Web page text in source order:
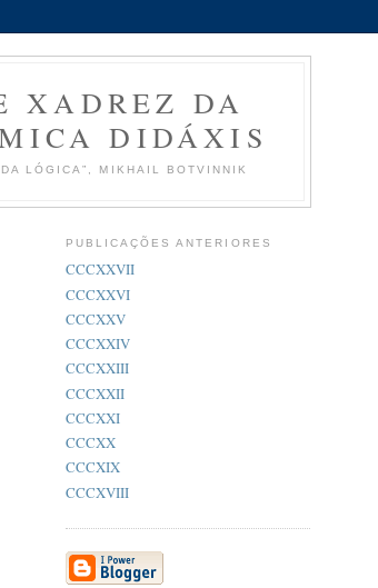
XADREZ DA
DIDÁXIS
LÓGICA”, MIKHAIL BOTVINNIK
PUBLICAÇÕES ANTERIORES
CCCXXVII
CCCXXVI
CCCXXV
CCCXXIV
CCCXXIII
CCCXXII
CCCXXI
CCCXX
CCCXIX
CCCXVIII